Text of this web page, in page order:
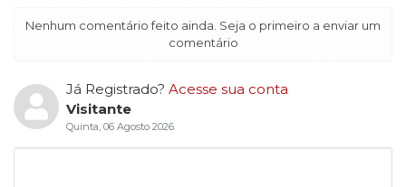
Nenhum comentário feito ainda. Seja o primeiro a enviar um
comentário
Já Registrado? Acesse sua conta
Visitante
Quinta, 06 Agosto 2026